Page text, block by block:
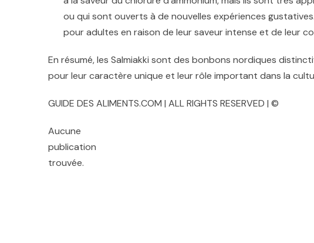
ou qui sont ouverts à de nouvelles expériences
pour adultes en raison de leur saveur intense et de leur
En résumé, les Salmiakki sont des bonbons nordiques
pour leur caractère unique et leur rôle important dans la
GUIDE DES ALIMENTS.COM | ALL RIGHTS RESERVED | ©
Aucune
publication
trouvée.